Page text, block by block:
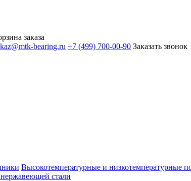
заказа
bearing.ru +7 (499) 700-00-90 Заказать звонок
Высокотемпературные и низкотемпературные
стали